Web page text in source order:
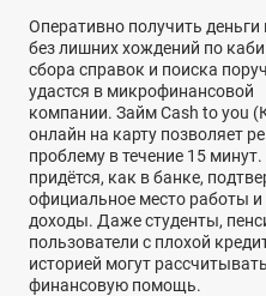
Оперативно получить деньги
без лишних хождений по
сбора справок и поиска
удастся в микрофинансовой
компании. Займ Cash to you
онлайн на карту позволяет
проблему в течение 15 минут.
придётся, как в банке,
официальное место работы и
доходы. Даже студенты,
пользователи с плохой
историей могут
финансовую помощь.